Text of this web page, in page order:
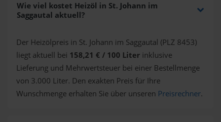
Wie viel kostet Heizöl in St. Johann im
Saggautal aktuell?
Der Heizölpreis in St. Johann im Saggautal (PLZ 8453)
liegt aktuell bei 158,21 € / 100 Liter inklusive
Lieferung und Mehrwertsteuer bei einer Bestellmenge
von 3.000 Liter. Den exakten Preis für Ihre
Wunschmenge erhalten Sie über unseren Preisrechner.